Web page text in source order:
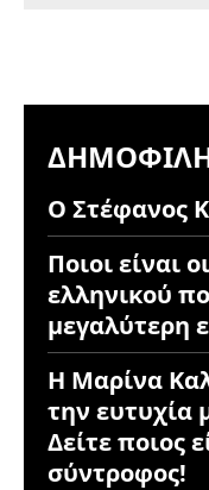
Ο Στέφανος
Ποιοι είναι
ελληνικού
μεγαλύτερη
Η Μαρίνα
την ευτυχία
Δείτε ποιος
σύντροφος!